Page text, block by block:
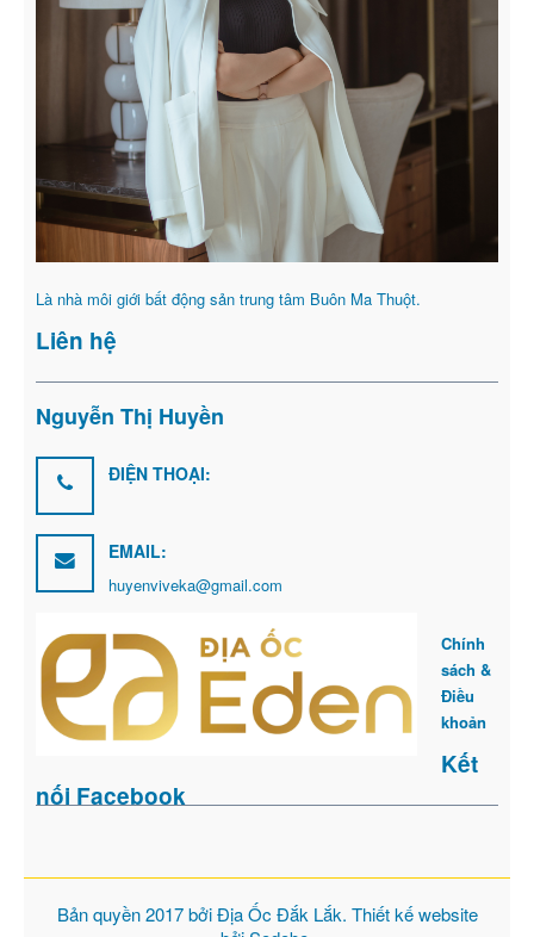
Là nhà môi giới bất động sản trung tâm Buôn Ma Thuột.
Liên hệ
Nguyễn Thị Huyền
ĐIỆN THOẠI:
EMAIL:
huyenviveka@gmail.com
Chính
sách &
Điều
khoản
Kết
nối Facebook
Bản quyền 2017 bởiĐịa Ốc Đắk Lắk. Thiết kế website